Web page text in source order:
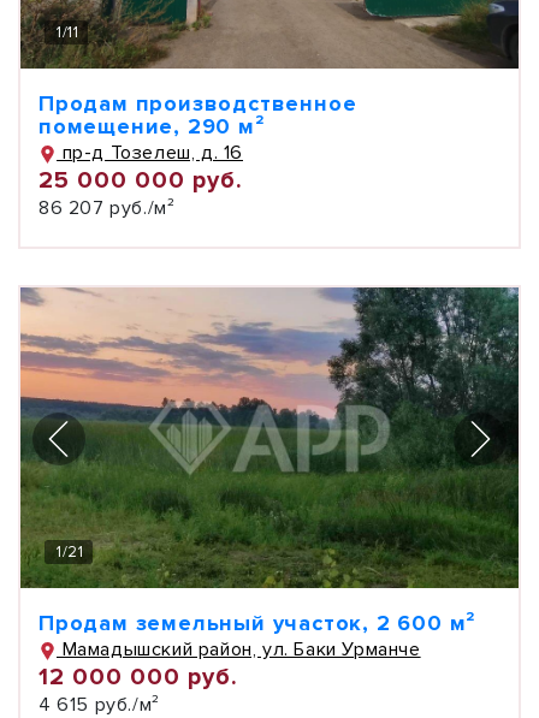
1/11
Продам производственное
помещение, 290 м²
пр-д Тозелеш, д. 16
25 000 000 руб.
86 207 руб./м²
1/21
Продам земельный участок, 2 600 м²
Мамадышский район, ул. Баки Урманче
12 000 000 руб.
4 615 руб./м²